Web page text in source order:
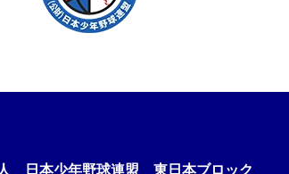
日本少年野球連盟 東日本ブロック